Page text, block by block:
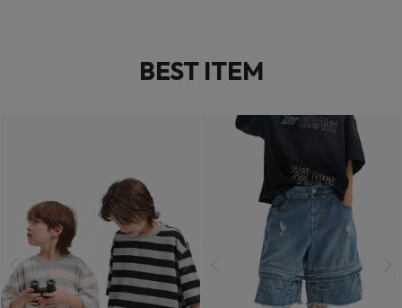
BEST ITEM